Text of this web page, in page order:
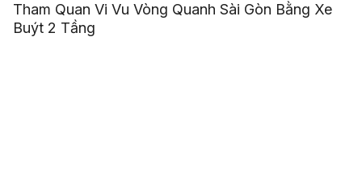
Tham Quan Vi Vu Vòng Quanh Sài Gòn Bằng Xe
Buýt 2 Tầng